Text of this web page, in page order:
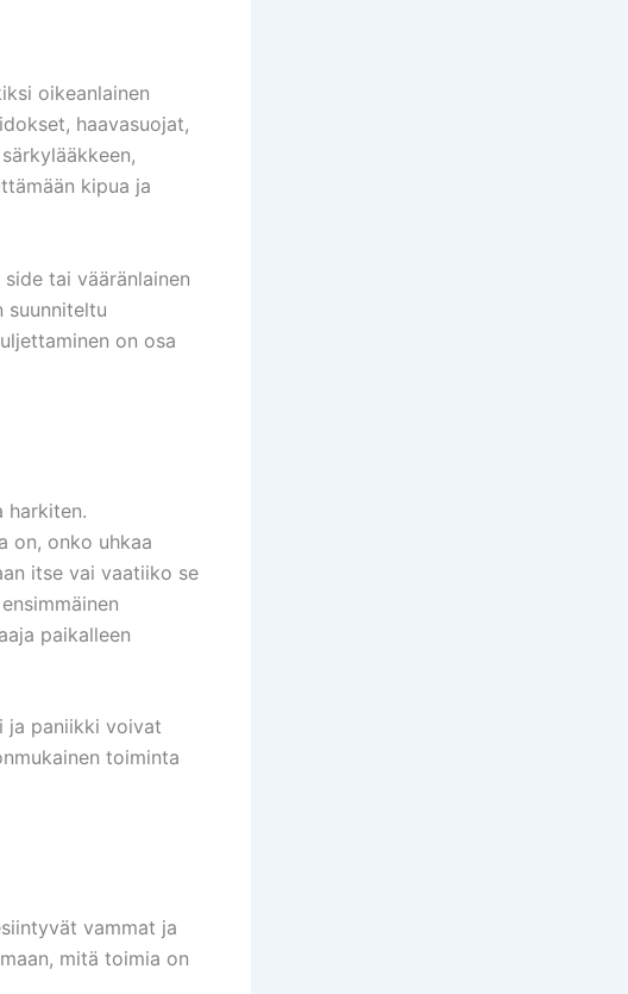
oikeanlainen
haavasuojat,
kipua ja
tai vääränlainen
suunniteltu
on osa
harkiten.
on, onko uhkaa
itse vai vaatiiko se
paikalleen
ja paniikki voivat
toiminta
vammat ja
mitä toimia on